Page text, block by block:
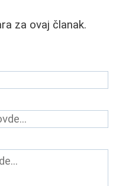
za ovaj članak.